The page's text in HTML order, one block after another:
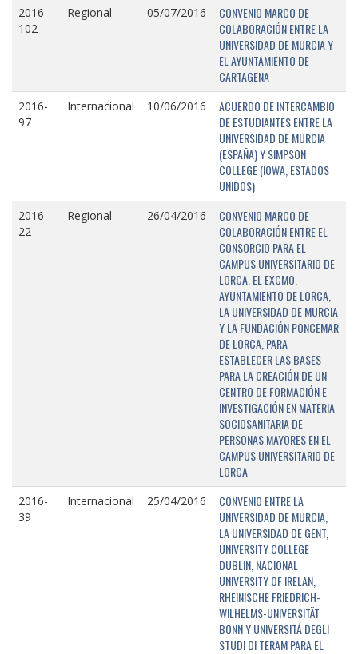
2016-
102
Regional 05/07/2016
CONVENIO MARCO DE
COLABORACIÓN ENTRE LA
UNIVERSIDAD DE MURCIA Y
EL AYUNTAMIENTO DE
CARTAGENA
2016-
97
Internacional 10/06/2016
ACUERDO DE INTERCAMBIO
DE ESTUDIANTES ENTRE LA
UNIVERSIDAD DE MURCIA
(ESPAÑA) Y SIMPSON
COLLEGE (IOWA, ESTADOS
UNIDOS)
2016-
22
Regional 26/04/2016
CONVENIO MARCO DE
COLABORACIÓN ENTRE EL
CONSORCIO PARA EL
CAMPUS UNIVERSITARIO DE
LORCA, EL EXCMO.
AYUNTAMIENTO DE LORCA,
LA UNIVERSIDAD DE MURCIA
Y LA FUNDACIÓN PONCEMAR
DE LORCA, PARA
ESTABLECER LAS BASES
PARA LA CREACIÓN DE UN
CENTRO DE FORMACIÓN E
INVESTIGACIÓN EN MATERIA
SOCIOSANITARIA DE
PERSONAS MAYORES EN EL
CAMPUS UNIVERSITARIO DE
LORCA
2016-
39
Internacional 25/04/2016
CONVENIO ENTRE LA
UNIVERSIDAD DE MURCIA,
LA UNIVERSIDAD DE GENT,
UNIVERSITY COLLEGE
DUBLIN, NACIONAL
UNIVERSITY OF IRELAN,
RHEINISCHE FRIEDRICH-
WILHELMS-UNIVERSITÄT
BONN Y UNIVERSITÁ DEGLI
STUDI DI TERAM PARA EL